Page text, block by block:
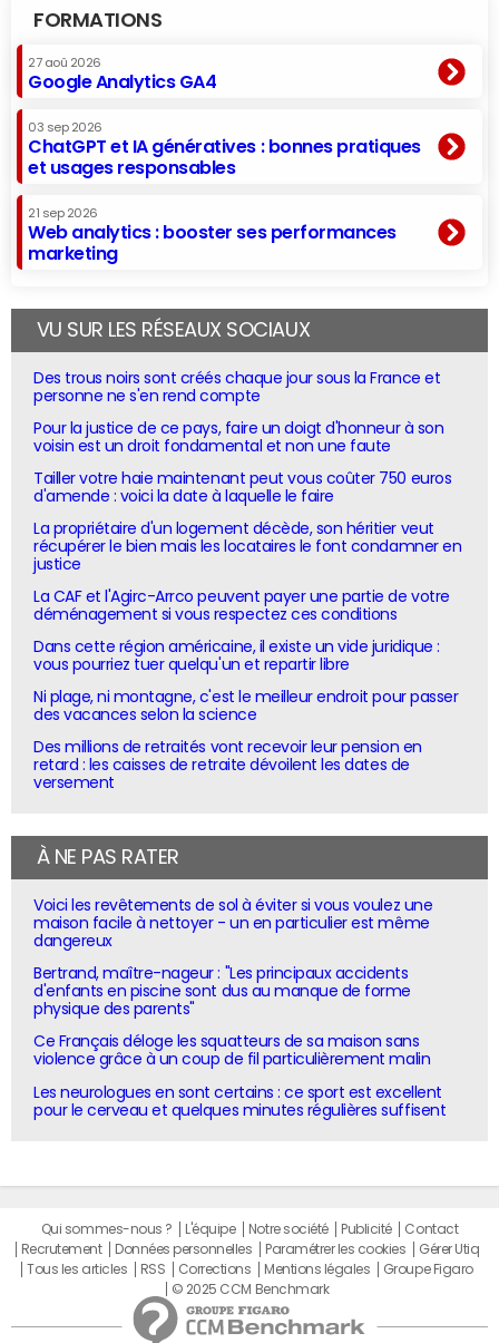
FORMATIONS
27 aoû 2026
Google Analytics GA4
03 sep 2026
ChatGPT et IA génératives : bonnes pratiques
et usages responsables
21 sep 2026
Web analytics : booster ses performances
marketing
VU SUR LES RÉSEAUX SOCIAUX
Des trous noirs sont créés chaque jour sous la France et
personne ne s'en rend compte
Pour la justice de ce pays, faire un doigt d'honneur à son
voisin est un droit fondamental et non une faute
Tailler votre haie maintenant peut vous coûter 750 euros
d'amende : voici la date à laquelle le faire
La propriétaire d'un logement décède, son héritier veut
récupérer le bien mais les locataires le font condamner en
justice
La CAF et l'Agirc-Arrco peuvent payer une partie de votre
déménagement si vous respectez ces conditions
Dans cette région américaine, il existe un vide juridique :
vous pourriez tuer quelqu'un et repartir libre
Ni plage, ni montagne, c'est le meilleur endroit pour passer
des vacances selon la science
Des millions de retraités vont recevoir leur pension en
retard : les caisses de retraite dévoilent les dates de
versement
À NE PAS RATER
Voici les revêtements de sol à éviter si vous voulez une
maison facile à nettoyer - un en particulier est même
dangereux
Bertrand, maître-nageur : "Les principaux accidents
d'enfants en piscine sont dus au manque de forme
physique des parents"
Ce Français déloge les squatteurs de sa maison sans
violence grâce à un coup de fil particulièrement malin
Les neurologues en sont certains : ce sport est excellent
pour le cerveau et quelques minutes régulières suffisent
Qui sommes-nous ? L'équipe Notre société Publicité
Contact
Recrutement
Données personnelles Paramétrer les cookies
Gérer Utiq
Tous les articles
RSS Corrections Mentions légales
Groupe Figaro
© 2025 CCM Benchmark